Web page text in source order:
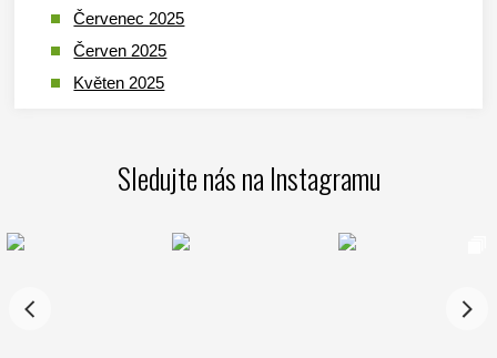
Červenec 2025
Červen 2025
Květen 2025
Leden 2025
Listopad 2024
Sledujte nás na Instagramu